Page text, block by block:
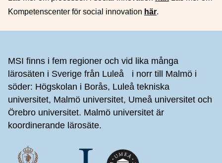
Kompetenscenter för social innovation här.
MSI finns i fem regioner och vid lika många
lärosäten i Sverige från Luleå i norr till Malmö i
söder: Högskolan i Borås, Luleå tekniska
universitet, Malmö universitet, Umeå universitet och
Örebro universitet. Malmö universitet är
koordinerande lärosäte.